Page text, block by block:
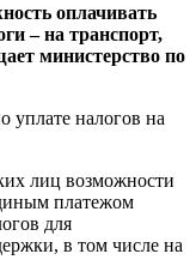
оплачивать
– на транспорт,
министерство по
лиц возможности
платежом
для
в том числе на